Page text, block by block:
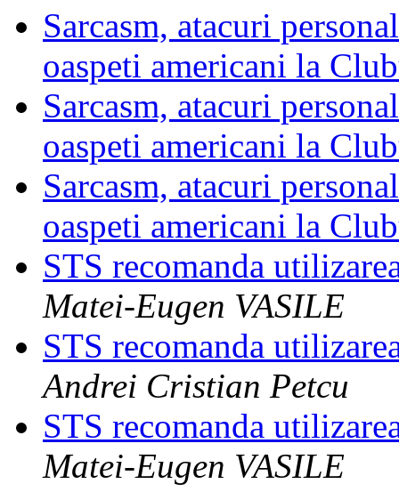
Sarcasm, atacuri
oaspeti americani la
Sarcasm, atacuri
oaspeti americani la
Sarcasm, atacuri
oaspeti americani la
STS recomanda
Matei-Eugen VASILE
STS recomanda
Andrei Cristian Petcu
STS recomanda
Matei-Eugen VASILE